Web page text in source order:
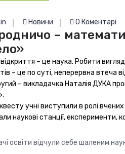
Новини 0 Коментарі
–
– це наука. Робити
– це по суті, неперервна втеча
– викладачка Наталія ДУКА
учні виступили в ролі вчених
наукові станції, експерименти,
освіти відчули себе шаленим